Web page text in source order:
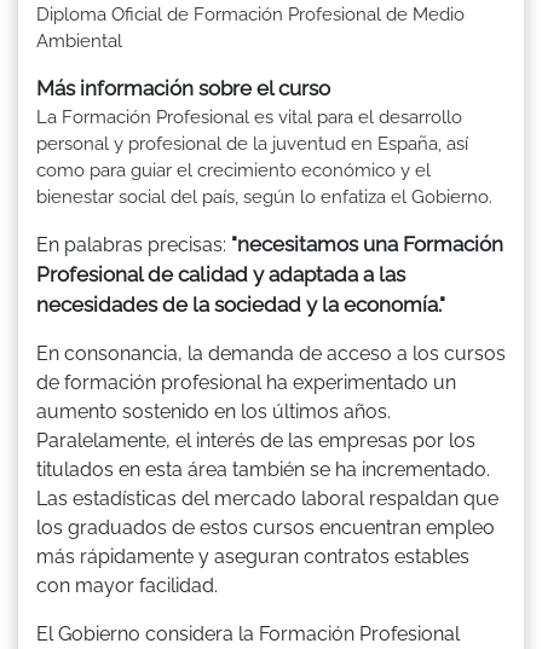
Diploma Oficial de Formación Profesional de Medio
Ambiental
Más información sobre el curso
La Formación Profesional es vital para el desarrollo
personal y profesional de la juventud en España, así
como para guiar el crecimiento económico y el
bienestar social del país, según lo enfatiza el Gobierno.
En palabras precisas: "necesitamos una Formación
Profesional de calidad y adaptada a las
necesidades de la sociedad y la economía."
En consonancia, la demanda de acceso a los cursos
de formación profesional ha experimentado un
aumento sostenido en los últimos años.
Paralelamente, el interés de las empresas por los
titulados en esta área también se ha incrementado.
Las estadísticas del mercado laboral respaldan que
los graduados de estos cursos encuentran empleo
más rápidamente y aseguran contratos estables
con mayor facilidad.
El Gobierno considera la Formación Profesional